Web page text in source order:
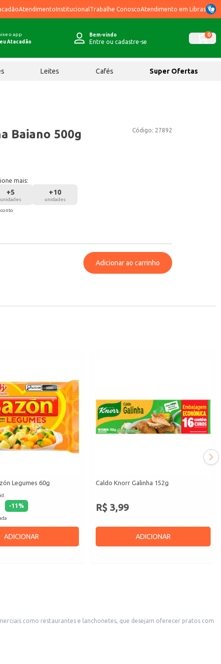
AtendimentoInstitucional Trabalhe ConoscoAtendimento em Libras
o app
Atacadão
Bem-vindo
Entre ou cadastre-se
0
Leites Cafés Super Ofertas
Código: 27892
Baiano 500g
mais:
+5
unidades
+10
unidades
Adicionar ao carrinho
Legumes 60g
-11 %
ADICIONAR
Caldo Knorr Galinha 152g
R$ 3,99
ADICIONAR
como restaurantes e lanchonetes, que desejam oferecer pratos com